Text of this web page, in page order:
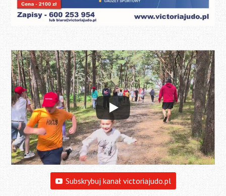
Subskrybuj kanał victoriajudo.pl